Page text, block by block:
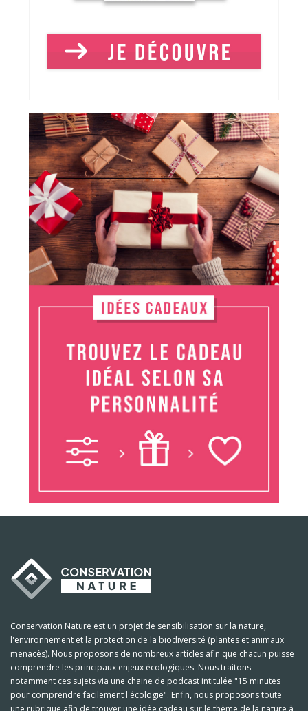
Conservation Nature est un projet de sensibilisation sur la nature,
l'environnement et la protection de la biodiversité (plantes et animaux
menacés). Nous proposons de nombreux articles afin que chacun puisse
comprendre les principaux enjeux écologiques. Nous traitons
notamment ces sujets via une chaine de podcast intitulée "15 minutes
pour comprendre facilement l'écologie". Enfin, nous proposons toute
une rubrique afin de trouver une idée cadeau sur le thème de la nature à